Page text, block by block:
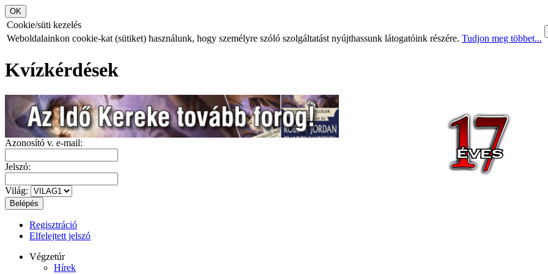
Cookie/süti kezelés
Weboldalainkon cookie-kat (sütiket) használunk, hogy személyre szóló szolgáltatást nyújthassunk látogatóink részére. Tudjon meg többet...
Kvízkérdések
Azonosító v. e-mail:
Jelszó:
Világ:
Regisztráció
Elfelejtett jelszó
Végzetúr
Hírek